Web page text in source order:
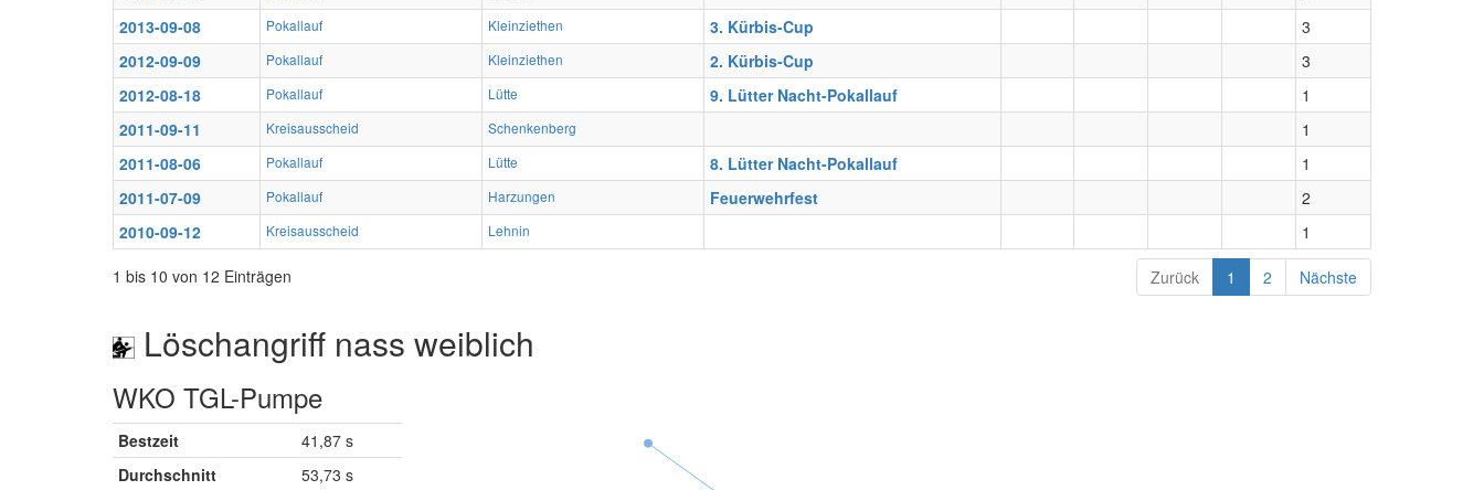
2013-09-08
Pokallauf Kleinziethen 3. Kürbis-Cup
3
2012-09-09
Pokallauf Kleinziethen 2. Kürbis-Cup
3
2012-08-18
Pokallauf Lütte 9. Lütter Nacht-Pokallauf
1
2011-09-11
Kreisausscheid Schenkenberg
1
2011-08-06
Pokallauf Lütte 8. Lütter Nacht-Pokallauf
1
2011-07-09
Pokallauf Harzungen Feuerwehrfest
2
2010-09-12
Kreisausscheid Lehnin
1
1 bis 10 von 12 Einträgen
Zurück 1 2 Nächste
Löschangriff nass weiblich
WKO TGL-Pumpe
Bestzeit
41,87 s
Durchschnitt
53,73 s